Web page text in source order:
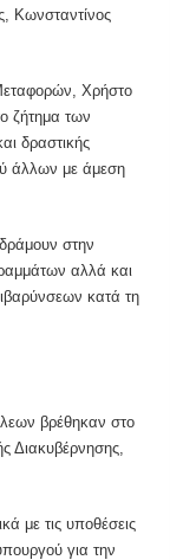
Κωνσταντίνος
Χρήστο
ζήτημα των
δραστικής
άλλων με άμεση
στην
αλλά και
κατά τη
βρέθηκαν στο
Διακυβέρνησης,
με τις υποθέσεις
για την